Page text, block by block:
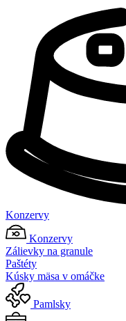
Konzervy
Konzervy
Zálievky na granule
Paštéty
Kúsky mäsa v omáčke
Pamlsky